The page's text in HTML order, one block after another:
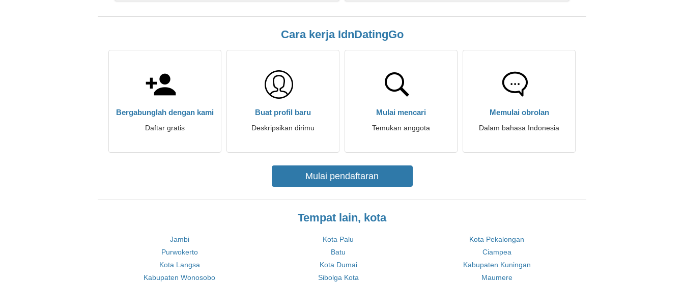
Cara kerja IdnDatingGo
Bergabunglah dengan kami
Daftar gratis
Buat profil baru
Deskripsikan dirimu
Mulai mencari
Temukan anggota
Memulai obrolan
Dalam bahasa Indonesia
Mulai pendaftaran
Tempat lain, kota
Jambi Kota Palu
Kota Pekalongan
Purwokerto
Batu
Ciampea
Kota Langsa
Kota Dumai
Kabupaten Kuningan
Kabupaten Wonosobo
Sibolga Kota Maumere